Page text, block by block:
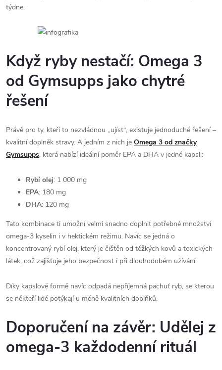
týdne.
Když ryby nestačí: Omega 3
od Gymsupps jako chytré
řešení
Právě pro ty, kteří to nezvládnou „ujíst“, existuje jednoduché řešení –
kvalitní doplněk stravy. A jedním z nich je Omega 3 od značky
Gymsupps, která nabízí ideální poměr EPA a DHA v jedné kapsli:
Rybí olej: 1 000 mg
EPA: 180 mg
DHA: 120 mg
Tato kombinace ti umožní velmi snadno doplnit potřebné množství
omega-3 kyselin i v hektickém režimu. Navíc se jedná o
koncentrovaný rybí olej, který je čištěn od těžkých kovů a toxických
látek, což zajišťuje jeho bezpečnost i při dlouhodobém užívání.
Díky kapslové formě navíc odpadá nepříjemná pachuť ryb, se kterou
se někteří lidé potýkají u méně kvalitních doplňků.
Doporučení na závěr: Udělej z
omega-3 každodenní rituál